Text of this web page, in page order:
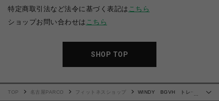
特定商取引法など法令に基づく表記は こちら
ショップお問い合わせは こちら
SHOP TOP
TOP 名古屋PARCO フィットネスショップ
WINDY BGVH トレー